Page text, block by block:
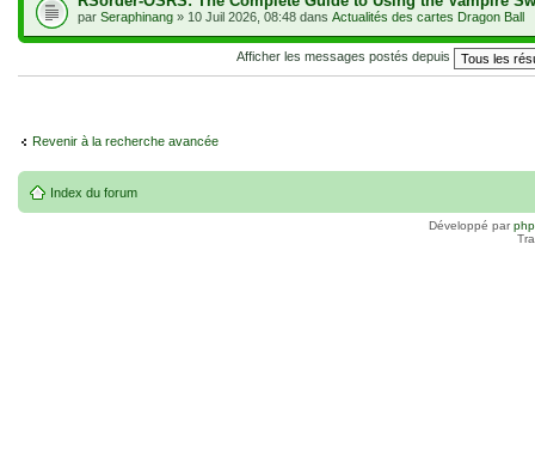
par Seraphinang » 10 Juil 2026, 08:48 dans Actualités des cartes Dragon Ball
Afficher les messages postés depuis
Revenir à la recherche avancée
Index du forum
Développé par